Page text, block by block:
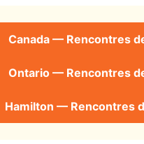
Canada — Rencontres
Ontario — Rencontres
Hamilton — Rencontres